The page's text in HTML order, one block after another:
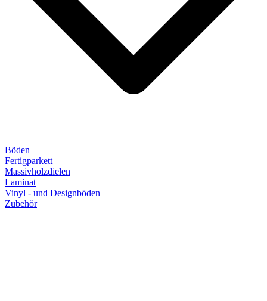
Böden
Fertigparkett
Massivholzdielen
Laminat
Vinyl - und Designböden
Zubehör